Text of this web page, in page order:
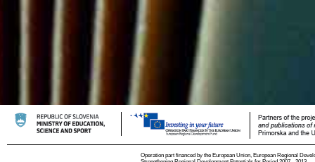
Operation part financed by the European Union, European Regional